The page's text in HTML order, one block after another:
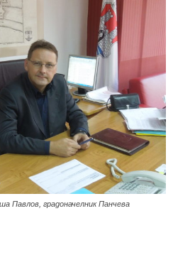
градоначелник Панчева